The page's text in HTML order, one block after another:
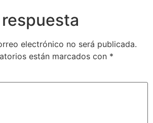
electrónico no será publicada.
están marcados con *